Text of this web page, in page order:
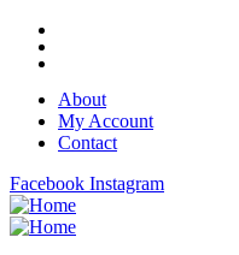
About
My Account
Contact
Facebook Instagram